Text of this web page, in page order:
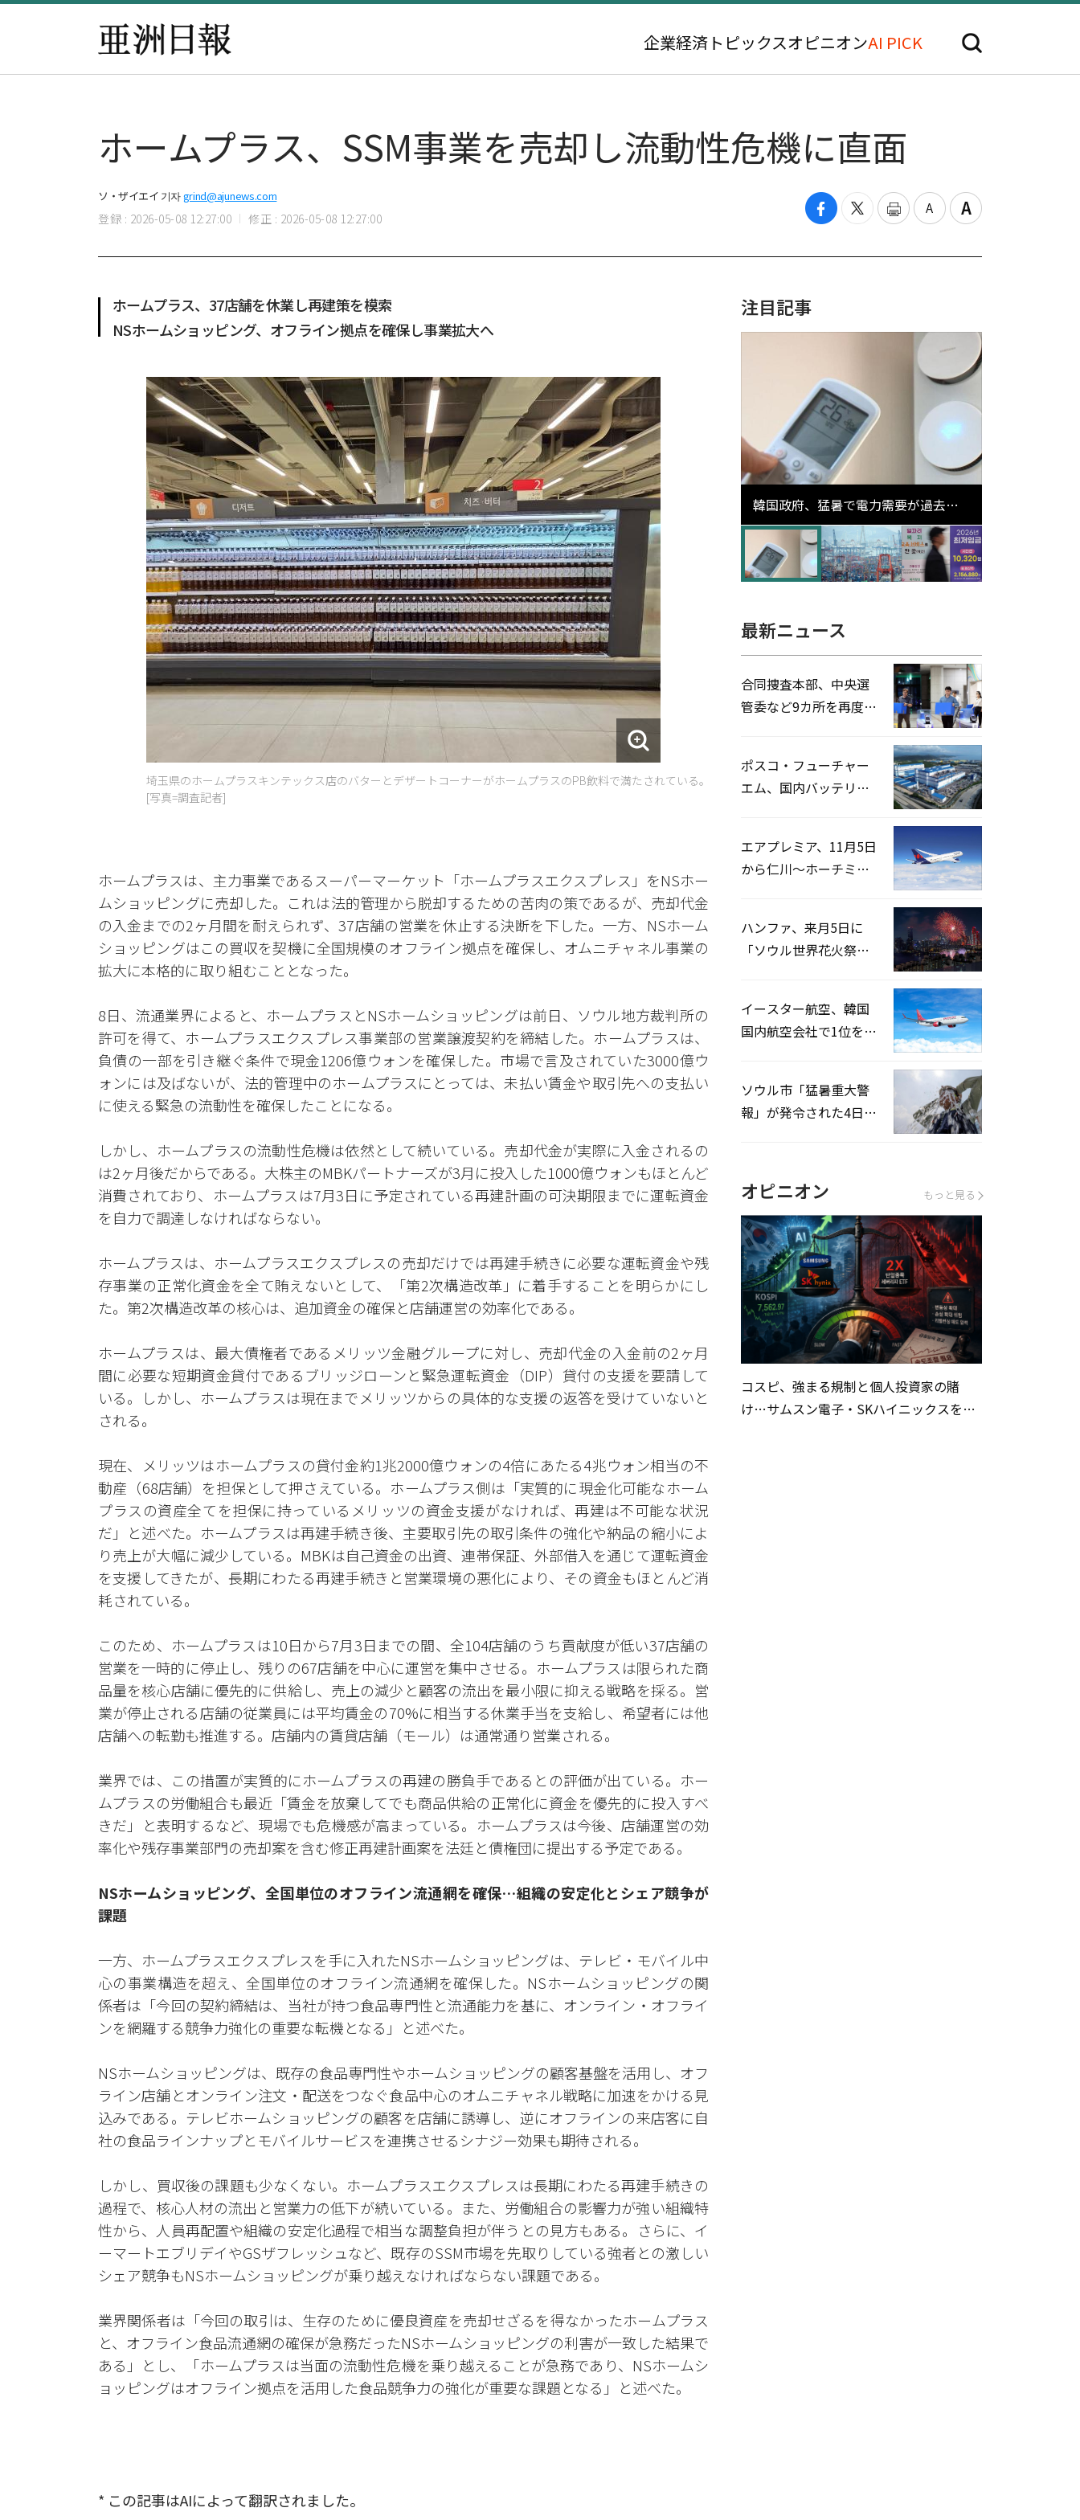
企業経済 トピックスオピニオンAI PICK
ホームプラス、SSM事業を売却し流動性危機に直面
ソ・ザイエイ 기자grind@ajunews.com
登録 : 2026-05-08 12:27:00 修正 : 2026-05-08 12:27:00
ホームプラス、37店舗を休業し再建策を模索
NSホームショッピング、オフライン拠点を確保し事業拡大へ
埼玉県のホームプラスキンテックス店のバターとデザートコーナーがホームプラスのPB飲料で満たされている。
[写真=調査記者]
ホームプラスは、主力事業であるスーパーマーケット「ホームプラスエクスプレス」をNSホー
ムショッピングに売却した。これは法的管理から脱却するための苦肉の策であるが、売却代金
の入金までの2ヶ月間を耐えられず、37店舗の営業を休止する決断を下した。一方、NSホーム
ショッピングはこの買収を契機に全国規模のオフライン拠点を確保し、オムニチャネル事業の
拡大に本格的に取り組むこととなった。
8日、流通業界によると、ホームプラスとNSホームショッピングは前日、ソウル地方裁判所の
許可を得て、ホームプラスエクスプレス事業部の営業譲渡契約を締結した。ホームプラスは、
負債の一部を引き継ぐ条件で現金1206億ウォンを確保した。市場で言及されていた3000億ウ
ォンには及ばないが、法的管理中のホームプラスにとっては、未払い賃金や取引先への支払い
に使える緊急の流動性を確保したことになる。
しかし、ホームプラスの流動性危機は依然として続いている。売却代金が実際に入金されるの
は2ヶ月後だからである。大株主のMBKパートナーズが3月に投入した1000億ウォンもほとんど
消費されており、ホームプラスは7月3日に予定されている再建計画の可決期限までに運転資金
を自力で調達しなければならない。
ホームプラスは、ホームプラスエクスプレスの売却だけでは再建手続きに必要な運転資金や残
存事業の正常化資金を全て賄えないとして、「第2次構造改革」に着手することを明らかにし
た。第2次構造改革の核心は、追加資金の確保と店舗運営の効率化である。
ホームプラスは、最大債権者であるメリッツ金融グループに対し、売却代金の入金前の2ヶ月
間に必要な短期資金貸付であるブリッジローンと緊急運転資金（DIP）貸付の支援を要請して
いる。しかし、ホームプラスは現在までメリッツからの具体的な支援の返答を受けていないと
される。
現在、メリッツはホームプラスの貸付金約1兆2000億ウォンの4倍にあたる4兆ウォン相当の不
動産（68店舗）を担保として押さえている。ホームプラス側は「実質的に現金化可能なホーム
プラスの資産全てを担保に持っているメリッツの資金支援がなければ、再建は不可能な状況
だ」と述べた。ホームプラスは再建手続き後、主要取引先の取引条件の強化や納品の縮小によ
り売上が大幅に減少している。MBKは自己資金の出資、連帯保証、外部借入を通じて運転資金
を支援してきたが、長期にわたる再建手続きと営業環境の悪化により、その資金もほとんど消
耗されている。
このため、ホームプラスは10日から7月3日までの間、全104店舗のうち貢献度が低い37店舗の
営業を一時的に停止し、残りの67店舗を中心に運営を集中させる。ホームプラスは限られた商
品量を核心店舗に優先的に供給し、売上の減少と顧客の流出を最小限に抑える戦略を採る。営
業が停止される店舗の従業員には平均賃金の70%に相当する休業手当を支給し、希望者には他
店舗への転勤も推進する。店舗内の賃貸店舗（モール）は通常通り営業される。
業界では、この措置が実質的にホームプラスの再建の勝負手であるとの評価が出ている。ホー
ムプラスの労働組合も最近「賃金を放棄してでも商品供給の正常化に資金を優先的に投入すべ
きだ」と表明するなど、現場でも危機感が高まっている。ホームプラスは今後、店舗運営の効
率化や残存事業部門の売却案を含む修正再建計画案を法廷と債権団に提出する予定である。
NSホームショッピング、全国単位のオフライン流通網を確保…組織の安定化とシェア競争が
課題
一方、ホームプラスエクスプレスを手に入れたNSホームショッピングは、テレビ・モバイル中
心の事業構造を超え、全国単位のオフライン流通網を確保した。NSホームショッピングの関
係者は「今回の契約締結は、当社が持つ食品専門性と流通能力を基に、オンライン・オフライ
ンを網羅する競争力強化の重要な転機となる」と述べた。
NSホームショッピングは、既存の食品専門性やホームショッピングの顧客基盤を活用し、オフ
ライン店舗とオンライン注文・配送をつなぐ食品中心のオムニチャネル戦略に加速をかける見
込みである。テレビホームショッピングの顧客を店舗に誘導し、逆にオフラインの来店客に自
社の食品ラインナップとモバイルサービスを連携させるシナジー効果も期待される。
しかし、買収後の課題も少なくない。ホームプラスエクスプレスは長期にわたる再建手続きの
過程で、核心人材の流出と営業力の低下が続いている。また、労働組合の影響力が強い組織特
性から、人員再配置や組織の安定化過程で相当な調整負担が伴うとの見方もある。さらに、イ
ーマートエブリデイやGSザフレッシュなど、既存のSSM市場を先取りしている強者との激しい
シェア競争もNSホームショッピングが乗り越えなければならない課題である。
業界関係者は「今回の取引は、生存のために優良資産を売却せざるを得なかったホームプラス
と、オフライン食品流通網の確保が急務だったNSホームショッピングの利害が一致した結果で
ある」とし、「ホームプラスは当面の流動性危機を乗り越えることが急務であり、NSホームシ
ョッピングはオフライン拠点を活用した食品競争力の強化が重要な課題となる」と述べた。
* この記事はAIによって翻訳されました。
注目記事
韓国政府、猛暑で電力需要が過去最
高更新の可能性に需給対応体制を点
検
最新ニュース
合同捜査本部、中央選
管委など9カ所を再度家
ポスコ・フューチャー
エム、国内バッテリー
エアプレミア、11月5日
から仁川〜ホーチミン
ハンファ、来月5日に
「ソウル世界花火祭り
イースター航空、韓国
国内航空会社で1位を記
ソウル市「猛暑重大警
報」が発令された4日、
オピニオン もっと見る
コスピ、強まる規制と個人投資家の賭
け…サムスン電子・SKハイニックスを巡